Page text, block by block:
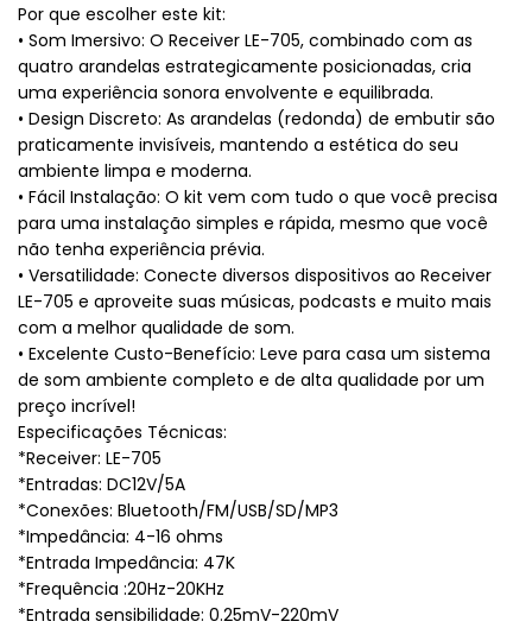
Por que escolher este kit:
• Som Imersivo: O Receiver LE-705, combinado com as
quatro arandelas estrategicamente posicionadas, cria
uma experiência sonora envolvente e equilibrada.
• Design Discreto: As arandelas (redonda) de embutir são
praticamente invisíveis, mantendo a estética do seu
ambiente limpa e moderna.
• Fácil Instalação: O kit vem com tudo o que você precisa
para uma instalação simples e rápida, mesmo que você
não tenha experiência prévia.
• Versatilidade: Conecte diversos dispositivos ao Receiver
LE-705 e aproveite suas músicas, podcasts e muito mais
com a melhor qualidade de som.
• Excelente Custo-Benefício: Leve para casa um sistema
de som ambiente completo e de alta qualidade por um
preço incrível!
Especificações Técnicas:
*Receiver: LE-705
*Entradas: DC12V/5A
*Conexões: Bluetooth/FM/USB/SD/MP3
*Impedância: 4-16 ohms
*Entrada Impedância: 47K
*Frequência :20Hz-20KHz
*Entrada sensibilidade: 0.25mV-220mV